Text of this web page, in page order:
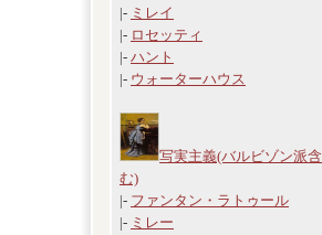
|- ミレイ
|- ロセッティ
|- ハント
|- ウォーターハウス
写実主義(バルビゾン派含
む)
|- ファンタン・ラトゥール
|- ミレー